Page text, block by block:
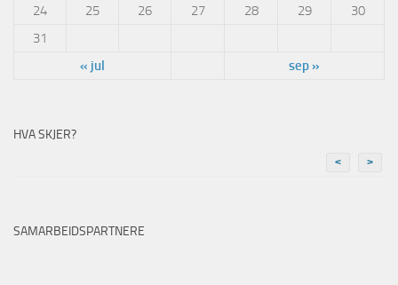
24
25 26 27 28 29
30
31
« jul
sep »
HVA SKJER?
< >
SAMARBEIDSPARTNERE